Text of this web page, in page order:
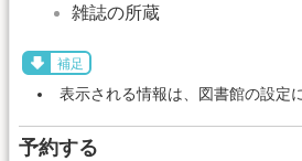
雑誌の所蔵
補足
表示される情報は、図書館の設定
予約する